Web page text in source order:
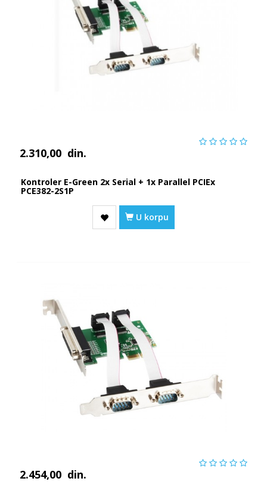
2.310,00 din.
Kontroler E-Green 2x Serial + 1x Parallel PCIEx
PCE382-2S1P
U korpu
2.454,00 din.